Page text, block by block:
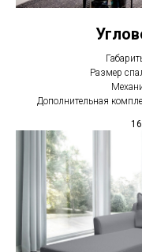
Размер
Дополнительная